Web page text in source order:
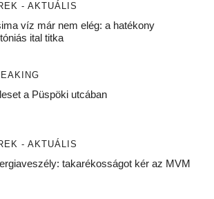
- AKTUÁLIS
víz már nem elég: a hatékony
ital titka
a Püspöki utcában
- AKTUÁLIS
takarékosságot kér az MVM